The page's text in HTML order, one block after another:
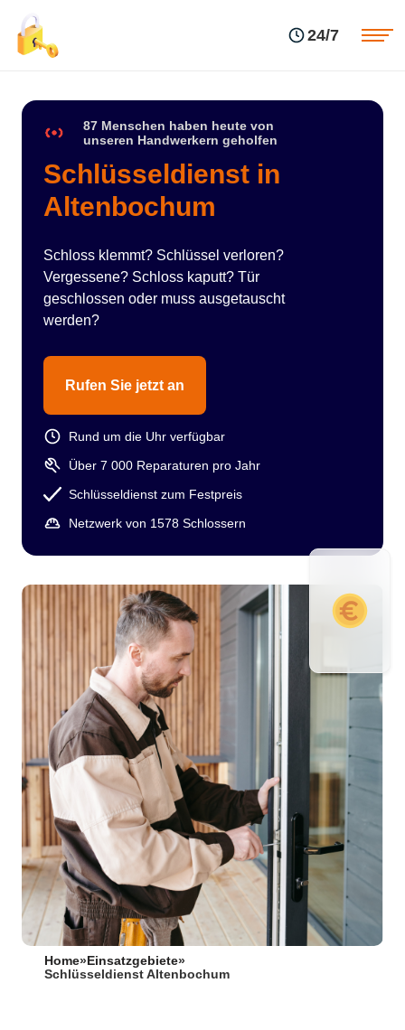
24/7
87 Menschen haben heute von
unseren Handwerkern geholfen
Schlüsseldienst in
Altenbochum
Schloss klemmt? Schlüssel verloren?
Vergessene? Schloss kaputt? Tür
geschlossen oder muss ausgetauscht
werden?
Rufen Sie jetzt an
Rund um die Uhr verfügbar
Über 7 000 Reparaturen pro Jahr
Schlüsseldienst zum Festpreis
Netzwerk von 1578 Schlossern
Home» Einsatzgebiete»
Schlüsseldienst Altenbochum